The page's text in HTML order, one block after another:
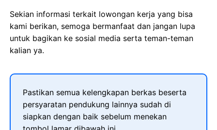
Sekian informasi terkait lowongan kerja yang bisa
kami berikan, semoga bermanfaat dan jangan lupa
untuk bagikan ke sosial media serta teman-teman
kalian ya.
Pastikan semua kelengkapan berkas beserta
persyaratan pendukung lainnya sudah di
siapkan dengan baik sebelum menekan